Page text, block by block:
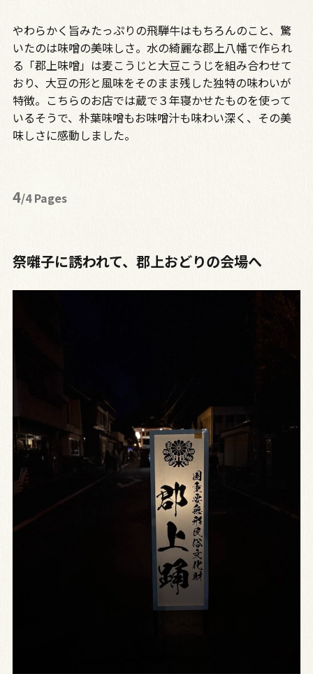
やわらかく旨みたっぷりの飛騨牛はもちろんのこと、驚
いたのは味噌の美味しさ。水の綺麗な郡上八幡で作られ
る「郡上味噌」は麦こうじと大豆こうじを組み合わせて
おり、大豆の形と風味をそのまま残した独特の味わいが
特徴。こちらのお店では蔵で３年寝かせたものを使って
いるそうで、朴葉味噌もお味噌汁も味わい深く、その美
味しさに感動しました。
4/4 Pages
祭囃子に誘われて、郡上おどりの会場へ